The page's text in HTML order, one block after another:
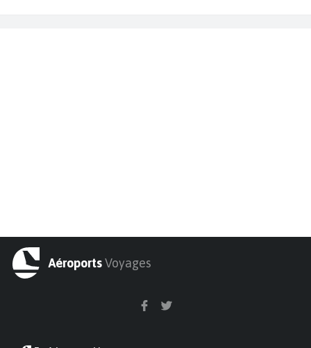
AéroportsVoyages